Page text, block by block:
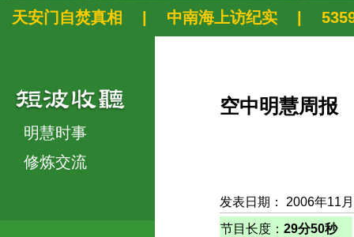
天安门自焚真相 中南海上访纪实
明慧时事
修炼交流
空中明慧周报
发表日期： 2006年11
节目长度： 29分50秒